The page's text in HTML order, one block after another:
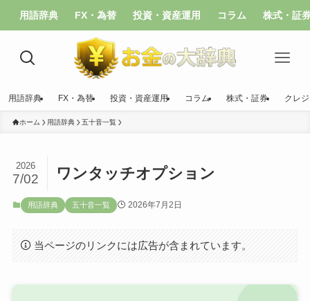
用語辞典 FX・為替 投資・資産運用 コラム 株式・証
用語辞典 FX・為替 投資・資産運用 コラム 株式・証券 クレ
ホーム 用語辞典 五十音一覧
ワンタッチオプション
2026
7/02
用語辞典 五十音一覧 2026年7月2日
当ページのリンクには広告が含まれています。